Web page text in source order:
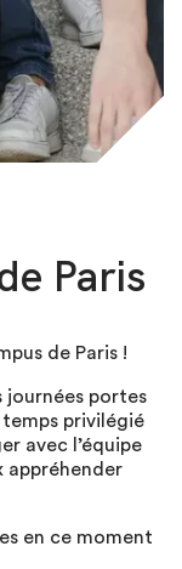
Paris
de Paris !
journées portes
privilégié
avec l’équipe
appréhender
en ce moment